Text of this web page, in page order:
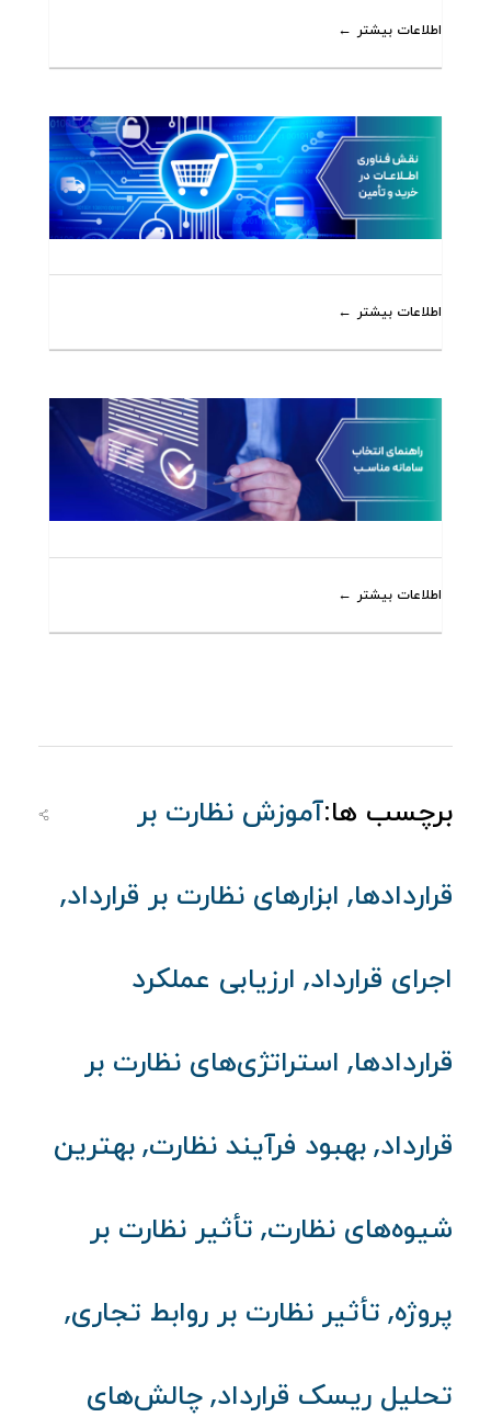
اطلاعات بیشتر
اطلاعات بیشتر
اطلاعات بیشتر
برچسب ها:آموزش نظارت بر
قراردادها, ابزارهای نظارت بر قرارداد,
اجرای قرارداد, ارزیابی عملکرد
قراردادها, استراتژی‌های نظارت بر
قرارداد, بهبود فرآیند نظارت, بهترین
شیوه‌های نظارت, تأثیر نظارت بر
پروژه, تأثیر نظارت بر روابط تجاری,
تحلیل ریسک قرارداد, چالش‌های